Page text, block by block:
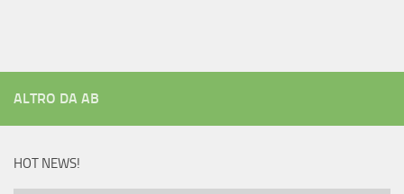
ALTRO DA AB
HOT NEWS!